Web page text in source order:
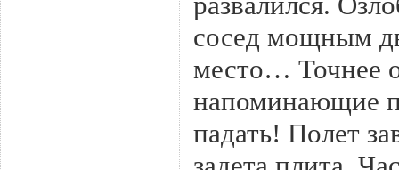
сосед мощным
место… Точнее
напоминающие
падать! Полет